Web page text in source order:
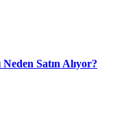
Satın Alıyor?